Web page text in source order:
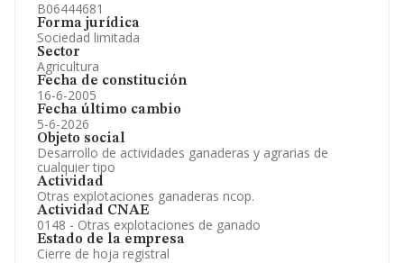
B06444681
Forma jurídica
Sociedad limitada
Sector
Agricultura
Fecha de constitución
16-6-2005
Fecha último cambio
5-6-2026
Objeto social
Desarrollo de actividades ganaderas y agrarias de
cualquier tipo
Actividad
Otras explotaciones ganaderas ncop.
Actividad CNAE
0148 - Otras explotaciones de ganado
Estado de la empresa
Cierre de hoja registral